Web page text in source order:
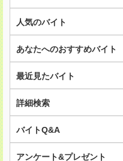
人気のバイト
あなたへのおすすめバイト
最近見たバイト
詳細検索
バイトQ&A
アンケート&プレゼント